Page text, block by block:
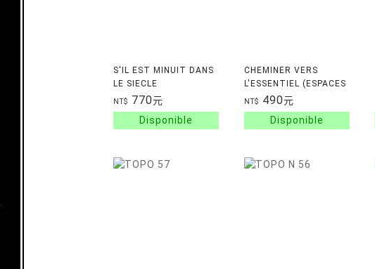
S'IL EST MINUIT DANS
LE SIECLE
NT$ 770元
CHEMINER VERS
L'ESSENTIEL (ESPACES
LIBRES - SAGESSES)
NT$ 490元